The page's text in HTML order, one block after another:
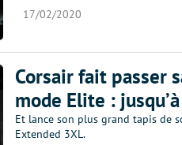
17/02/2020
Corsair fait passer
mode Elite :
Et lance son plus grand tapis de
Extended 3XL.